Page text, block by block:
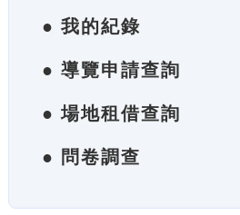
● 我的紀錄
● 導覽申請查詢
● 場地租借查詢
● 問卷調查